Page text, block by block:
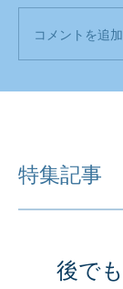
コメントを追
特集記事
後で